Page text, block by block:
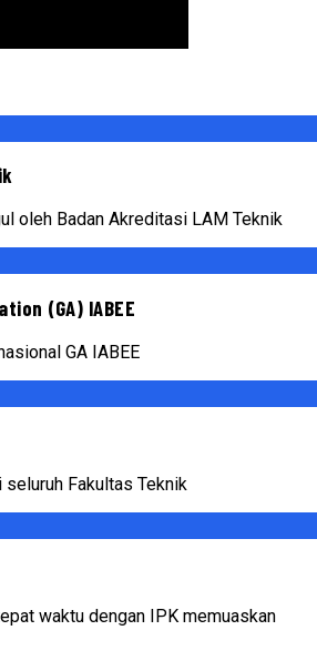
oleh Badan Akreditasi LAM Teknik
(GA) IABEE
GA IABEE
Fakultas Teknik
waktu dengan IPK memuaskan